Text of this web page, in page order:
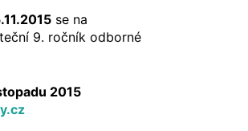
se na
9. ročník odborné
2015